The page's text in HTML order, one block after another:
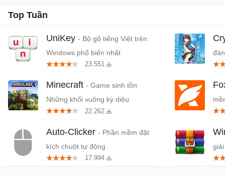
Top Tuần
UniKey - Bộ gõ tiếng Việt trên
Windows phổ biến nhất
23.551
Minecraft - Game sinh tồn
Những khối vuông kỳ diệu
22.262
Auto-Clicker - Phần mềm đặt
kích chuột tự động
17.994